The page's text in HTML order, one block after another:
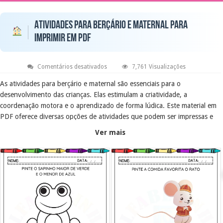
Atividades para berçário e maternal para
imprimir em PDF
Comentários desativadosem
para
berçário
e
para
imprimir
7,761 Visualizações
As atividades para berçário e maternal são essenciais para o
desenvolvimento das crianças. Elas estimulam a criatividade, a
coordenação motora e o aprendizado de forma lúdica. Este material em
PDF oferece diversas opções de atividades que podem ser impressas e
Objetivo Educacional
O objetivo dessas atividades é promover o desenvolvimento cognitivo e
motor das crianças pequenas. Através de exercícios como pintura,
ligação de imagens e traçados, os pequenos exercitam suas habilidades
enquanto se divertem, tornando o aprendizado mais significativo e
Ver mais